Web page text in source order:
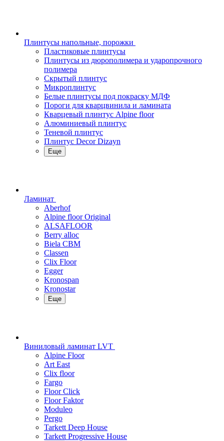
Плинтусы напольные, порожки
Пластиковые плинтусы
Плинтусы из дюрополимера и ударопрочного
полимера
Скрытый плинтус
Микроплинтус
Белые плинтусы под покраску МДФ
Пороги для кварцвинила и ламината
Кварцевый плинтус Alpine floor
Алюминиевый плинтус
Теневой плинтус
Плинтус Decor Dizayn
Еще
Ламинат
Aberhof
Alpine floor Original
ALSAFLOOR
Berry alloc
Biela CBM
Classen
Clix Floor
Egger
Kronospan
Kronostar
Еще
Виниловый ламинат LVT
Alpine Floor
Art East
Clix floor
Fargo
Floor Click
Floor Faktor
Moduleo
Pergo
Tarkett Deep House
Tarkett Progressive House